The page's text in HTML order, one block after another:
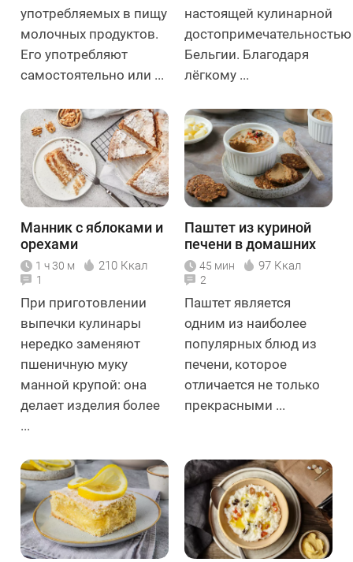
употребляемых в пищу
молочных продуктов.
Его употребляют
самостоятельно или ...
настоящей кулинарной
достопримечательностью
Бельгии. Благодаря
лёгкому ...
Манник с яблоками и
орехами
1 ч 30 м 210 Ккал
1
При приготовлении
выпечки кулинары
нередко заменяют
пшеничную муку
манной крупой: она
делает изделия более
...
Паштет из куриной
печени в домашних
условиях
45 мин 97 Ккал
2
Паштет является
одним из наиболее
популярных блюд из
печени, которое
отличается не только
прекрасными ...